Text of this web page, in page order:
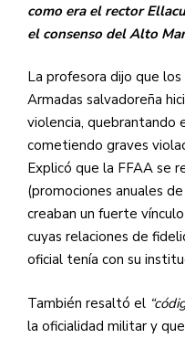
como era el rector
el consenso del Alto
La profesora dijo que
Armadas salvadoreña
violencia, quebrantando
cometiendo graves
Explicó que la FFAA se
(promociones anuales
creaban un fuerte
cuyas relaciones de
oficial tenía con su
También resaltó el
la oficialidad militar y